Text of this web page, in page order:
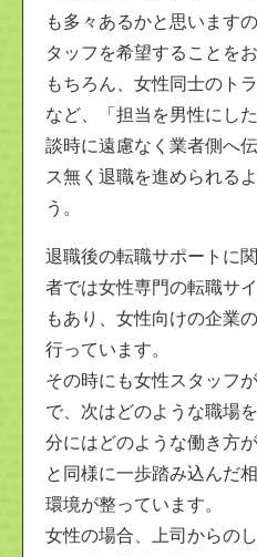
も多々あるかと思います
タッフを希望することを
もちろん、女性同士のト
など、「担当を男性にし
談時に遠慮なく業者側へ
ス無く退職を進められる
う。
退職後の転職サポートに
者では女性専門の転職サ
もあり、女性向けの企業
行っています。
その時にも女性スタッフ
で、次はどのような職場
分にはどのような働き方
と同様に一歩踏み込んだ
環境が整っています。
女性の場合、上司からの